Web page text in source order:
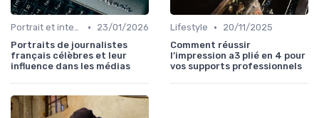
Portrait et interview •
23/01/2026
Portraits de journalistes
français célèbres et leur
influence dans les médias
Lifestyle •
20/11/2025
Comment réussir
l’impression a3 plié en 4 pour
vos supports professionnels